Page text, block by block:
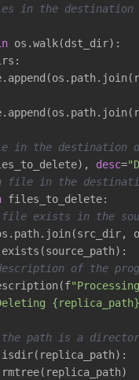
in the destination
os.walk(dst_dir):
in the destination
desc=
file in the
files_to_delete:
file exists in the
of the
path is a